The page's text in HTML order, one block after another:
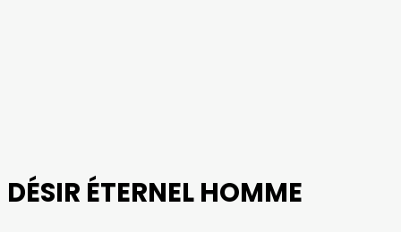
DÉSIR ÉTERNEL HOMME